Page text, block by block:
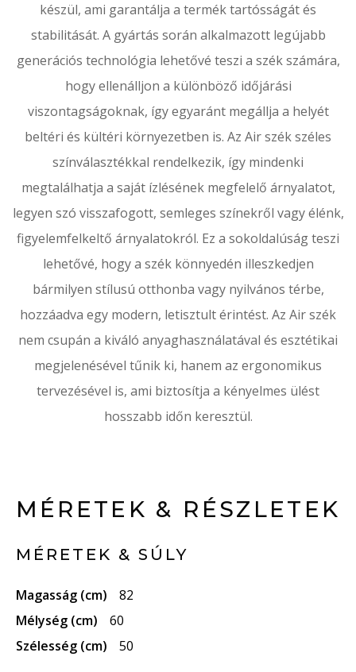
készül, ami garantálja a termék tartósságát és
stabilitását. A gyártás során alkalmazott legújabb
generációs technológia lehetővé teszi a szék számára,
hogy ellenálljon a különböző időjárási
viszontagságoknak, így egyaránt megállja a helyét
beltéri és kültéri környezetben is. Az Air szék széles
színválasztékkal rendelkezik, így mindenki
megtalálhatja a saját ízlésének megfelelő árnyalatot,
legyen szó visszafogott, semleges színekről vagy élénk,
figyelemfelkeltő árnyalatokról. Ez a sokoldalúság teszi
lehetővé, hogy a szék könnyedén illeszkedjen
bármilyen stílusú otthonba vagy nyilvános térbe,
hozzáadva egy modern, letisztult érintést. Az Air szék
nem csupán a kiváló anyaghasználatával és esztétikai
megjelenésével tűnik ki, hanem az ergonomikus
tervezésével is, ami biztosítja a kényelmes ülést
hosszabb időn keresztül.
MÉRETEK & RÉSZLETEK
MÉRETEK & SÚLY
Magasság (cm)
82
Mélység (cm)
60
Szélesség (cm)
50